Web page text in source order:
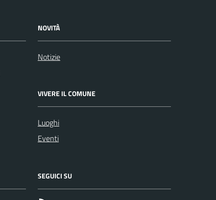
NOVITÀ
Notizie
VIVERE IL COMUNE
Luoghi
Eventi
SEGUICI SU